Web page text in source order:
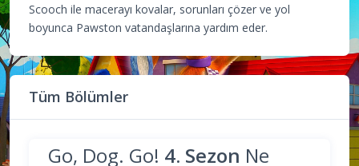
Scooch ile macerayı kovalar, sorunları çözer ve yol
boyunca Pawston vatandaşlarına yardım eder.
Tüm Bölümler
Go, Dog. Go! 4. Sezon Ne